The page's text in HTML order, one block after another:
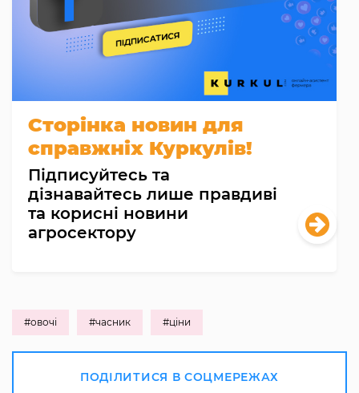
Сторінка новин для
справжніх Куркулів!
Підписуйтесь та
дізнавайтесь лише правдиві
та корисні новини
агросектору
#овочі #часник #ціни
ПОДІЛИТИСЯ В СОЦМЕРЕЖАХ